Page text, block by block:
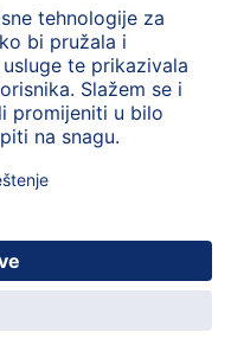
Kontakt
u mnogim